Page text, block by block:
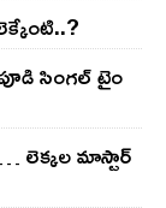
సింగ‌ల్ టైం
లెక్క‌ల మాస్టార్